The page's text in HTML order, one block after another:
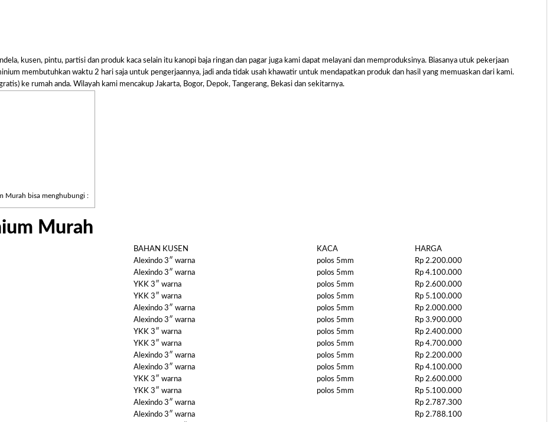
kusen, pintu, partisi dan produk kaca selain itu kanopi baja ringan dan pagar juga kami dapat melayani dan memproduksinya. Biasanya utuk pekerjaan
membutuhkan waktu 2 hari saja untuk pengerjaannya, jadi anda tidak usah khawatir untuk mendapatkan produk dan hasil yang memuaskan dari kami.
ke rumah anda. Wilayah kami mencakup Jakarta, Bogor, Depok, Tangerang, Bekasi dan sekitarnya.
Murah bisa menghubungi :
Murah
BAHAN KUSEN KACA
HARGA
Alexindo 3″ warna polos 5mm
Rp 2.200.000
Alexindo 3″ warna polos 5mm
Rp 4.100.000
YKK 3″ warna polos 5mm
Rp 2.600.000
YKK 3″ warna polos 5mm
Rp 5.100.000
Alexindo 3″ warna polos 5mm
Rp 2.000.000
Alexindo 3″ warna polos 5mm
Rp 3.900.000
YKK 3″ warna polos 5mm
Rp 2.400.000
YKK 3″ warna polos 5mm
Rp 4.700.000
Alexindo 3″ warna polos 5mm
Rp 2.200.000
Alexindo 3″ warna polos 5mm
Rp 4.100.000
YKK 3″ warna polos 5mm
Rp 2.600.000
YKK 3″ warna polos 5mm
Rp 5.100.000
Alexindo 3″ warna
Rp 2.787.300
Alexindo 3″ warna
Rp 2.788.100